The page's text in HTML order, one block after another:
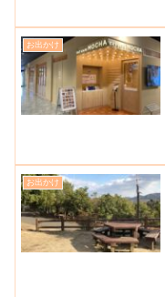
お出かけ
お出かけ